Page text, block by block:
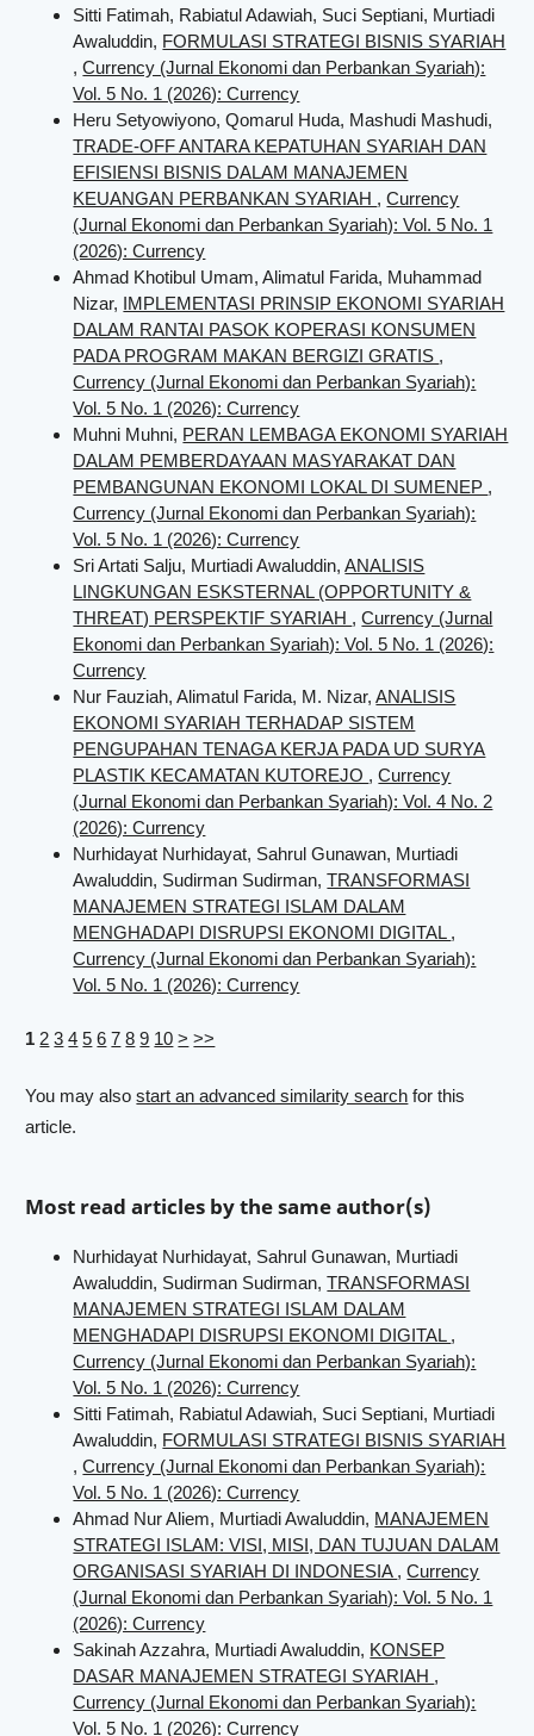
Sitti Fatimah, Rabiatul Adawiah, Suci Septiani, Murtiadi
Awaluddin, FORMULASI STRATEGI BISNIS SYARIAH
,Currency (Jurnal Ekonomi dan Perbankan Syariah):
Vol. 5 No. 1 (2026): Currency
Heru Setyowiyono, Qomarul Huda, Mashudi Mashudi,
TRADE-OFF ANTARA KEPATUHAN SYARIAH DAN
EFISIENSI BISNIS DALAM MANAJEMEN
KEUANGAN PERBANKAN SYARIAH ,Currency
(Jurnal Ekonomi dan Perbankan Syariah): Vol. 5 No. 1
(2026): Currency
Ahmad Khotibul Umam, Alimatul Farida, Muhammad
Nizar, IMPLEMENTASI PRINSIP EKONOMI SYARIAH
DALAM RANTAI PASOK KOPERASI KONSUMEN
PADA PROGRAM MAKAN BERGIZI GRATIS ,
Currency (Jurnal Ekonomi dan Perbankan Syariah):
Vol. 5 No. 1 (2026): Currency
Muhni Muhni, PERAN LEMBAGA EKONOMI SYARIAH
DALAM PEMBERDAYAAN MASYARAKAT DAN
PEMBANGUNAN EKONOMI LOKAL DI SUMENEP ,
Currency (Jurnal Ekonomi dan Perbankan Syariah):
Vol. 5 No. 1 (2026): Currency
Sri Artati Salju, Murtiadi Awaluddin,ANALISIS
LINGKUNGAN ESKSTERNAL (OPPORTUNITY &
THREAT) PERSPEKTIF SYARIAH ,Currency (Jurnal
Ekonomi dan Perbankan Syariah): Vol. 5 No. 1 (2026):
Currency
Nur Fauziah, Alimatul Farida, M. Nizar,ANALISIS
EKONOMI SYARIAH TERHADAP SISTEM
PENGUPAHAN TENAGA KERJA PADA UD SURYA
PLASTIK KECAMATAN KUTOREJO ,Currency
(Jurnal Ekonomi dan Perbankan Syariah): Vol. 4 No. 2
(2026): Currency
Nurhidayat Nurhidayat, Sahrul Gunawan, Murtiadi
Awaluddin, Sudirman Sudirman,TRANSFORMASI
MANAJEMEN STRATEGI ISLAM DALAM
MENGHADAPI DISRUPSI EKONOMI DIGITAL ,
Currency (Jurnal Ekonomi dan Perbankan Syariah):
Vol. 5 No. 1 (2026): Currency
1 2 3 4 5 6 7 8 9 10 > >>
You may alsostart an advanced similarity search for this
article.
Most read articles by the same author(s)
Nurhidayat Nurhidayat, Sahrul Gunawan, Murtiadi
Awaluddin, Sudirman Sudirman,TRANSFORMASI
MANAJEMEN STRATEGI ISLAM DALAM
MENGHADAPI DISRUPSI EKONOMI DIGITAL ,
Currency (Jurnal Ekonomi dan Perbankan Syariah):
Vol. 5 No. 1 (2026): Currency
Sitti Fatimah, Rabiatul Adawiah, Suci Septiani, Murtiadi
Awaluddin, FORMULASI STRATEGI BISNIS SYARIAH
,Currency (Jurnal Ekonomi dan Perbankan Syariah):
Vol. 5 No. 1 (2026): Currency
Ahmad Nur Aliem, Murtiadi Awaluddin, MANAJEMEN
STRATEGI ISLAM: VISI, MISI, DAN TUJUAN DALAM
ORGANISASI SYARIAH DI INDONESIA ,Currency
(Jurnal Ekonomi dan Perbankan Syariah): Vol. 5 No. 1
(2026): Currency
Sakinah Azzahra, Murtiadi Awaluddin, KONSEP
DASAR MANAJEMEN STRATEGI SYARIAH ,
Currency (Jurnal Ekonomi dan Perbankan Syariah):
Vol. 5 No. 1 (2026): Currency